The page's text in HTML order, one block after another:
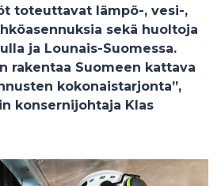
toteuttavat lämpö-, vesi-,
sekä huoltoja
ja Lounais-Suomessa.
rakentaa Suomeen kattava
kokonaistarjonta”,
konsernijohtaja Klas